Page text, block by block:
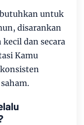
untuk
disarankan
dan secara
Kamu